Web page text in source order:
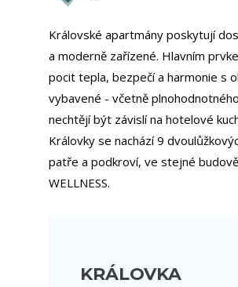
Královské apartmány poskytují
a moderně zařízené. Hlavním
pocit tepla, bezpečí a harmonie s
vybavené - včetně
nechtějí být závislí na hotelové
Královky se nachází 9
patře a podkroví, ve stejné
WELLNESS.
KRÁLOVKA